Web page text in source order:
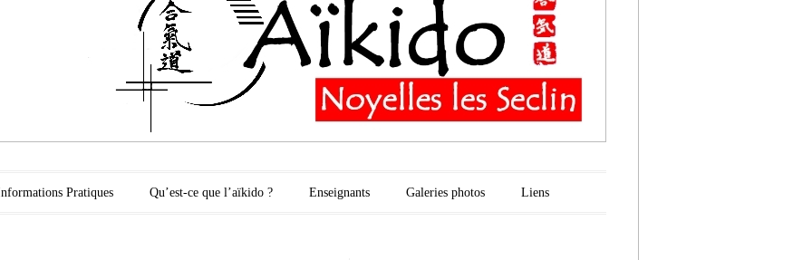
Pratiques Qu’est-ce que l’aïkido ? Enseignants Galeries photos Liens